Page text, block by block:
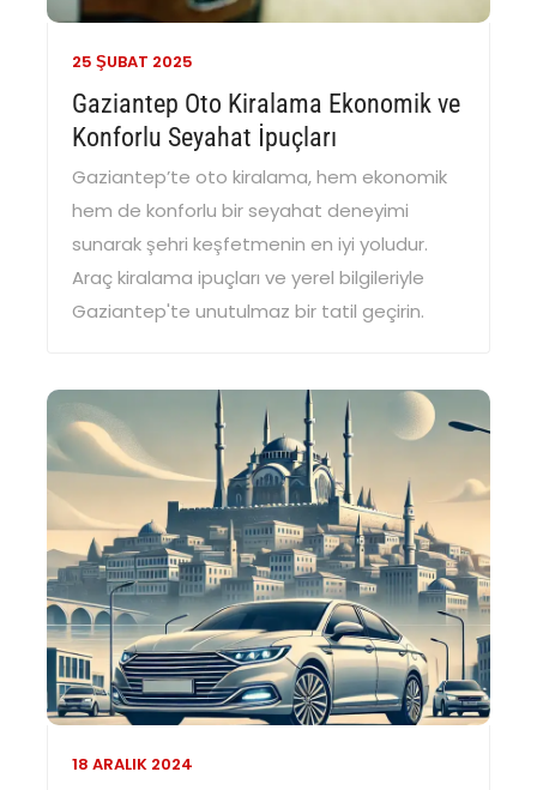
25 ŞUBAT 2025
Gaziantep Oto Kiralama Ekonomik ve
Konforlu Seyahat İpuçları
Gaziantep’te oto kiralama, hem ekonomik
hem de konforlu bir seyahat deneyimi
sunarak şehri keşfetmenin en iyi yoludur.
Araç kiralama ipuçları ve yerel bilgileriyle
Gaziantep'te unutulmaz bir tatil geçirin.
18 ARALIK 2024